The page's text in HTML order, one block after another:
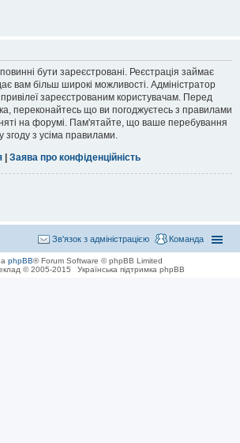
бути зареєстровані. Реєстрація займає
вам більш широкі можливості. Адміністратор
зареєстрованим користувачам. Перед
переконайтесь що ви погоджуєтесь з правилами
на форумі. Пам'ятайте, що ваше перебування
з усіма правилами.
| Заява про конфіденційність
Команда
Зв'язок з адміністрацією
phpBB® Forum Software © phpBB Limited
© 2005-2015
Українська підтримка phpBB